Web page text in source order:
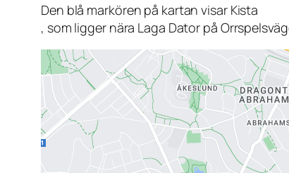
Den blå markören på kartan visar Kista
, som ligger nära Laga Dator på